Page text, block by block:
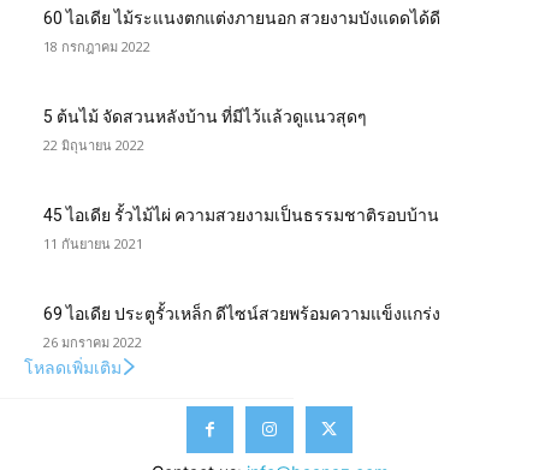
60 ไอเดีย ไม้ระแนงตกแต่งภายนอก สวยงามบังแดดได้ดี
18 กรกฎาคม 2022
5 ต้นไม้ จัดสวนหลังบ้าน ที่มีไว้แล้วดูแนวสุดๆ
22 มิถุนายน 2022
45 ไอเดีย รั้วไม้ไผ่ ความสวยงามเป็นธรรมชาติรอบบ้าน
11 กันยายน 2021
69 ไอเดีย ประตูรั้วเหล็ก ดีไซน์สวยพร้อมความแข็งแกร่ง
26 มกราคม 2022
โหลดเพิ่มเติม